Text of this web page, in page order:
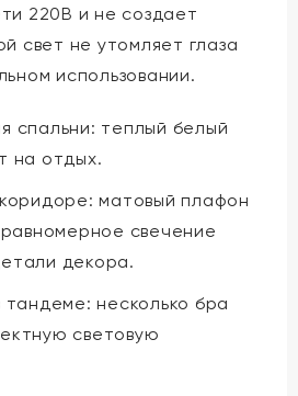
220В и не создает
свет не утомляет глаза
использовании.
спальни: теплый белый
на отдых.
матовый плафон
свечение
декора.
тандеме: несколько бра
световую